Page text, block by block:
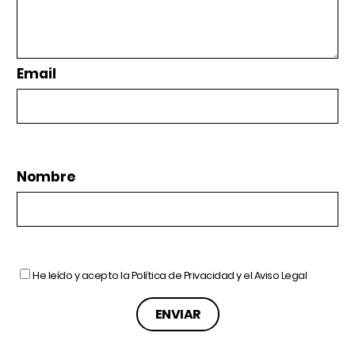
Email
Nombre
He leído y acepto laPolítica de Privacidady elAviso Legal